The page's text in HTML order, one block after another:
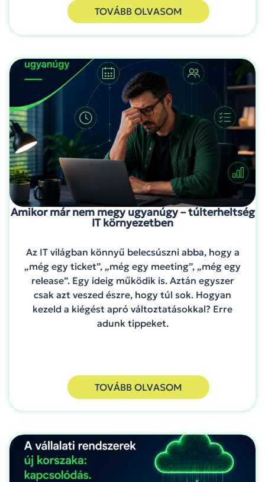
TOVÁBB OLVASOM
Amikor már nem megy ugyanúgy – túlterheltség
IT környezetben
Az IT világban könnyű belecsúszni abba, hogy a
„még egy ticket”, „még egy meeting”, „még egy
release”. Egy ideig működik is. Aztán egyszer
csak azt veszed észre, hogy túl sok. Hogyan
kezeld a kiégést apró változtatásokkal? Erre
adunk tippeket.
TOVÁBB OLVASOM